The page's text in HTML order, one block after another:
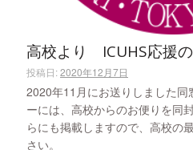
高校より ICUHS応援
投稿日:2020年12月7日
2020年11月にお送りしました同
ーには、高校からのお便りを同
らにも掲載しますので、高校の
さい。